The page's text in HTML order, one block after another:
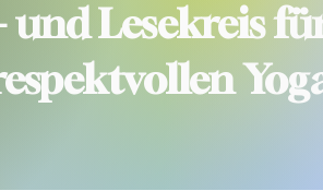
und Lesekreis